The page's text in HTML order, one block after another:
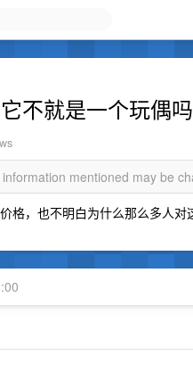
不就是一个玩偶吗
mentioned may be
格，也不明白为什么那么多人